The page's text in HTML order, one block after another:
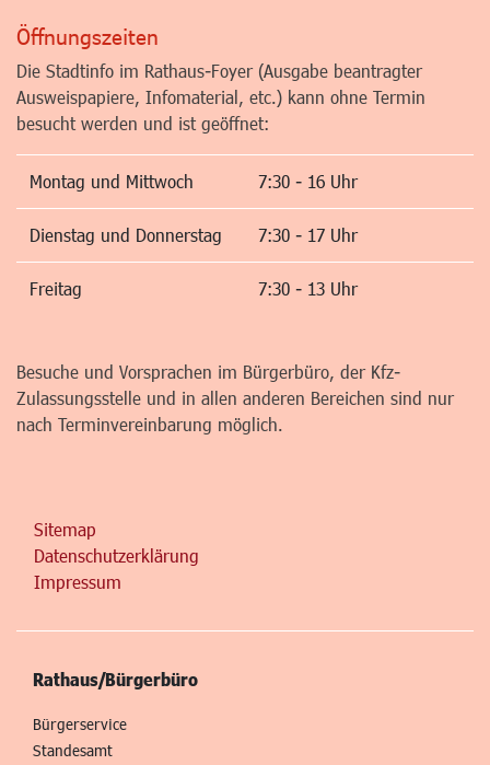
Öffnungszeiten
Die Stadtinfo im Rathaus-Foyer (Ausgabe beantragter
Ausweispapiere, Infomaterial, etc.) kann ohne Termin
besucht werden und ist geöffnet:
Montag und Mittwoch 7:30 - 16 Uhr
Dienstag und Donnerstag 7:30 - 17 Uhr
Freitag 7:30 - 13 Uhr
Besuche und Vorsprachen im Bürgerbüro, der Kfz-
Zulassungsstelle und in allen anderen Bereichen sind nur
nach Terminvereinbarung möglich.
Sitemap
Datenschutzerklärung
Impressum
Rathaus/Bürgerbüro
Bürgerservice
Standesamt